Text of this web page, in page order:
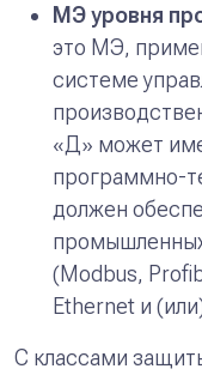
МЭ уровня
это МЭ,
системе
«Д» может
программно-
должен
(Modbus,
Ethernet и
C классами